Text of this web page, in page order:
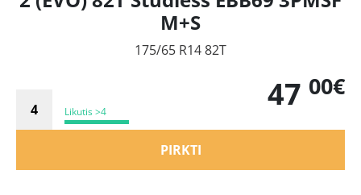
M+S
175/65 R14 82T
Likutis >4 47 00€
PIRKTI